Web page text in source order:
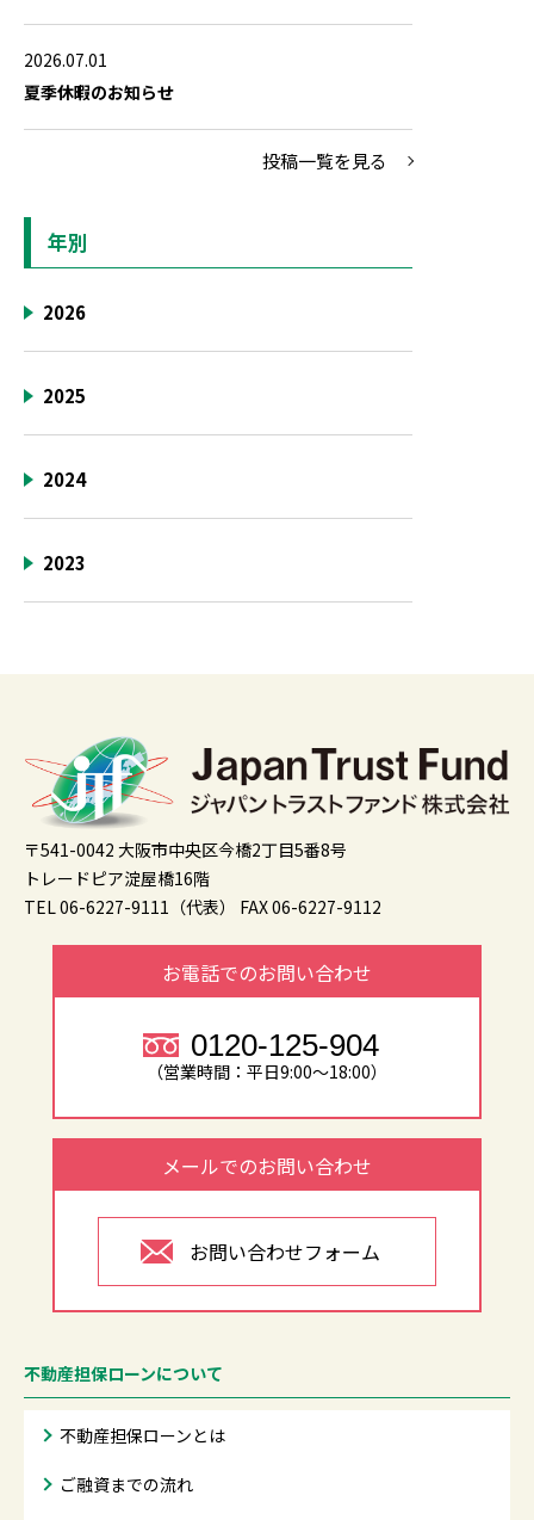
2026.07.01
夏季休暇のお知らせ
投稿一覧を見る
年別
2026
2025
2024
2023
〒541-0042 大阪市中央区今橋2丁目5番8号
トレードピア淀屋橋16階
TEL 06-6227-9111（代表）
FAX 06-6227-9112
お電話でのお問い合わせ
0120-125-904
（営業時間：平日9:00～18:00）
メールでのお問い合わせ
お問い合わせフォーム
不動産担保ローンについて
不動産担保ローンとは
ご融資までの流れ